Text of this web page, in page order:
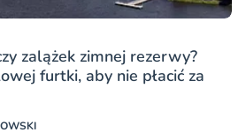
zalążek zimnej rezerwy?
furtki, aby nie płacić za